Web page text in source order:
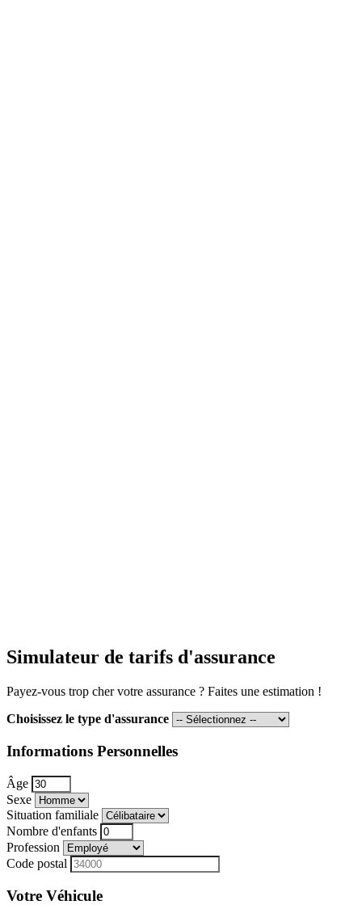
Simulateur de tarifs d'assurance
Payez-vous trop cher votre assurance ? Faites une estimation !
Choisissez le type d'assurance
Informations Personnelles
Âge
Sexe
Situation familiale
Nombre d'enfants
Profession
Code postal
Votre Véhicule